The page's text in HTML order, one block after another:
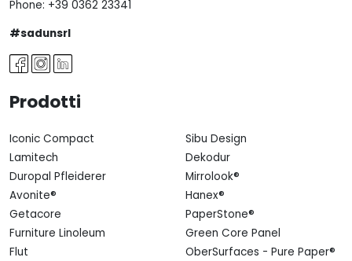
Phone: +39 0362 23341
#sadunsrl
Prodotti
Iconic Compact
Sibu Design
Lamitech
Dekodur
Duropal Pfleiderer
Mirrolook®
Avonite®
Hanex®
Getacore
PaperStone®
Furniture Linoleum
Green Core Panel
Flut
OberSurfaces - Pure Paper®